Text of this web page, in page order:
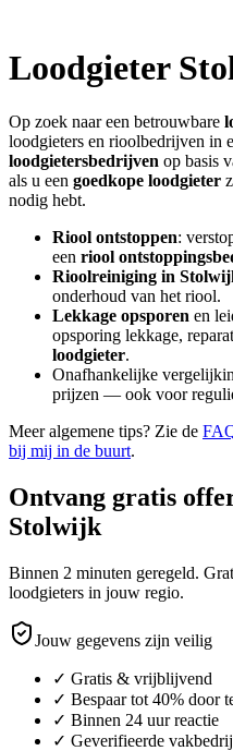
Loodgieter
Op zoek naar een betrouwbare
loodgieters en rioolbedrijven in
loodgietersbedrijven op basis
als u een goedkope loodgieter
nodig hebt.
Riool ontstoppen:
een riool
Rioolreiniging in
onderhoud van het riool.
Lekkage opsporen en
opsporing lekkage,
loodgieter.
Onafhankelijke
prijzen — ook voor
Meer algemene tips? Zie de
bij mij in de buurt.
Ontvang gratis
Stolwijk
Binnen 2 minuten geregeld.
loodgieters in jouw regio.
Jouw gegevens zijn veilig
✓ Gratis & vrijblijvend
✓ Bespaar tot 40% door
✓ Binnen 24 uur reactie
✓ Geverifieerde